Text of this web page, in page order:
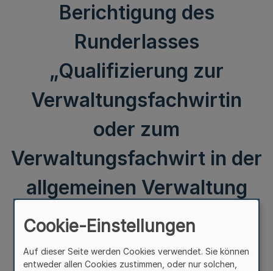
Berichtigung des
Runderlasses
„Qualifizierung zur
Verwaltungsfachwirtin
oder zum
Verwaltungsfachwirt in der
allgemeinen Verwaltung
des Landes Nordrhein-
Westfalen“
Cookie-Einstellungen
Auf dieser Seite werden Cookies verwendet. Sie können
entweder allen Cookies zustimmen, oder nur solchen,